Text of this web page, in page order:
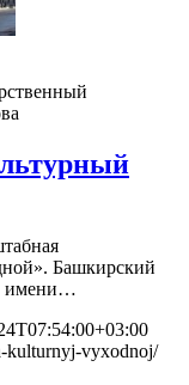
Башкирский
имени…
kulturnyj-vyxodnoj/